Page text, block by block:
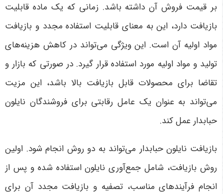
بر قیمت فروش آن داشته باشد. زمانی که یک ماده قابلیت
بازیافت دارد، این به معنای قابلیت استفاده مجدد و بازیافت
مواد اولیه آن است. این ویژگی می‌تواند در کاهش هزینه‌های
تولید و مواد اولیه مورد استفاده قرار گیرد. در صورتی که بازار و
تقاضا برای محصولات قابل بازیافت بالا باشد، این مزیت
می‌تواند به عنوان یک عامل رقابتی برای فروشندگان نایلون
حبابدار عمل کند.
بازیافت نایلون حبابدار می‌تواند به دو روش انجام شود. اولین
روش بازیافت، شامل جمع‌آوری نایلون استفاده شده و پس از
انجام فرآیندهای مناسب، تصفیه و بازیافت مجدد آن برای